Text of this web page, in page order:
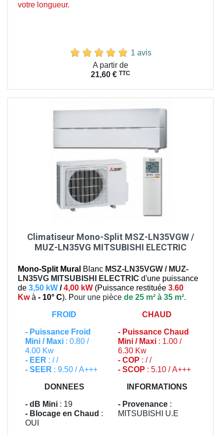
votre longueur.
1 avis
A partir de
21,60 € TTC
Climatiseur Mono-Split MSZ-LN35VGW /
MUZ-LN35VG MITSUBISHI ELECTRIC
Mono-Split Mural Blanc MSZ-LN35VGW / MUZ-
LN35VG MITSUBISHI ELECTRIC d'une puissance
de 3,50 kW /4,00 kW (Puissance restituée 3.60
Kwà - 10° C). Pour une pièce de 25 m² à 35 m².
FROID
- Puissance Froid
Mini / Maxi : 0.80 /
4.00 Kw
- EER : / /
- SEER : 9.50 / A+++
CHAUD
- Puissance Chaud
Mini / Maxi : 1.00 /
6.30 Kw
- COP : / /
- SCOP : 5.10 / A+++
DONNEES
- dB Mini : 19
- Blocage en Chaud :
OUI
INFORMATIONS
- Provenance :
MITSUBISHI U.E